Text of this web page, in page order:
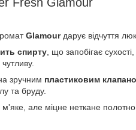
Glamourдарує відчуття
спирту , що запобігає
зручним пластиковим
та бруду.
але міцне неткане